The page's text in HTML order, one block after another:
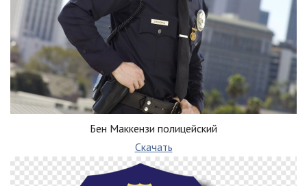
Бен Маккензи полицейский
Скачать